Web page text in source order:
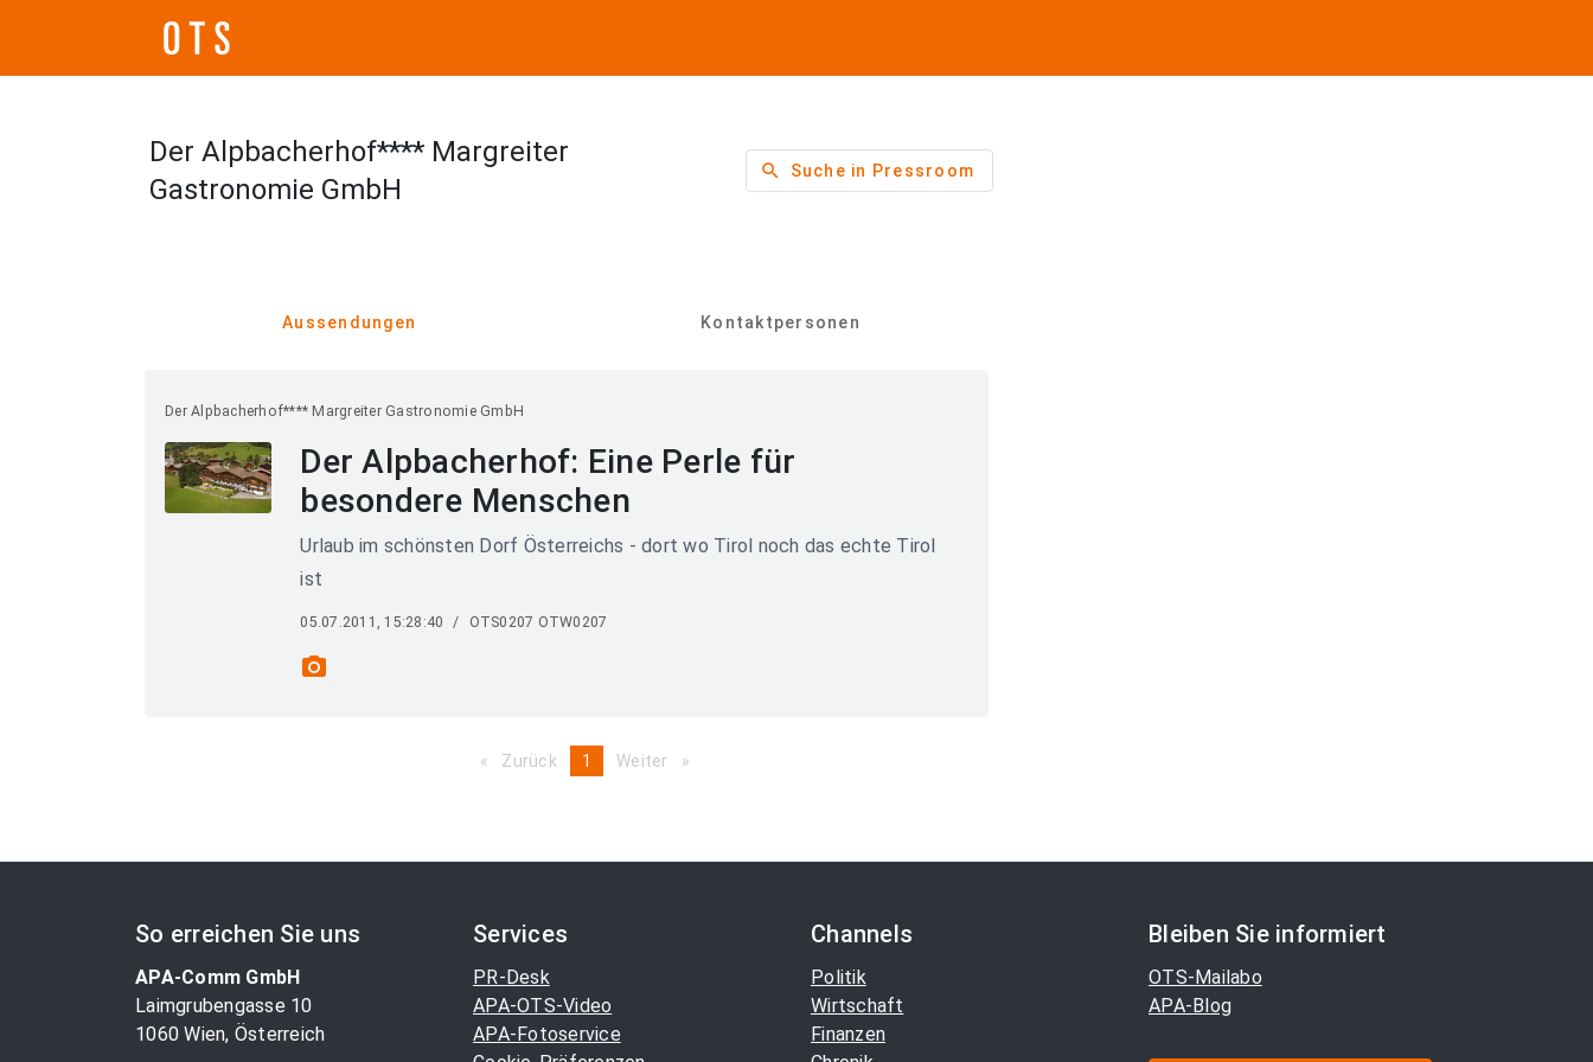
Der Alpbacherhof**** Margreiter
Gastronomie GmbH
search Suche in Pressroom
Aussendungen Kontaktpersonen
Der Alpbacherhof**** Margreiter Gastronomie GmbH
Der Alpbacherhof: Eine Perle für
besondere Menschen
Urlaub im schönsten Dorf Österreichs - dort wo Tirol noch das echte Tirol
ist
05.07.2011, 15:28:40 / OTS0207 OTW0207
photo_camera
Zurück pageYou're
1 Weiter page
So erreichen Sie uns
APA-Comm GmbH
Laimgrubengasse 10
1060 Wien, Österreich
Services
PR-Desk
APA-OTS-Video
APA-Fotoservice
Channels
Politik
Wirtschaft
Finanzen
Bleiben Sie informiert
OTS-Mailabo
APA-Blog